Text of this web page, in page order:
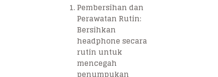
Pembersihan dan
Perawatan Rutin:
Bersihkan
headphone secara
rutin untuk
mencegah
penumpukan